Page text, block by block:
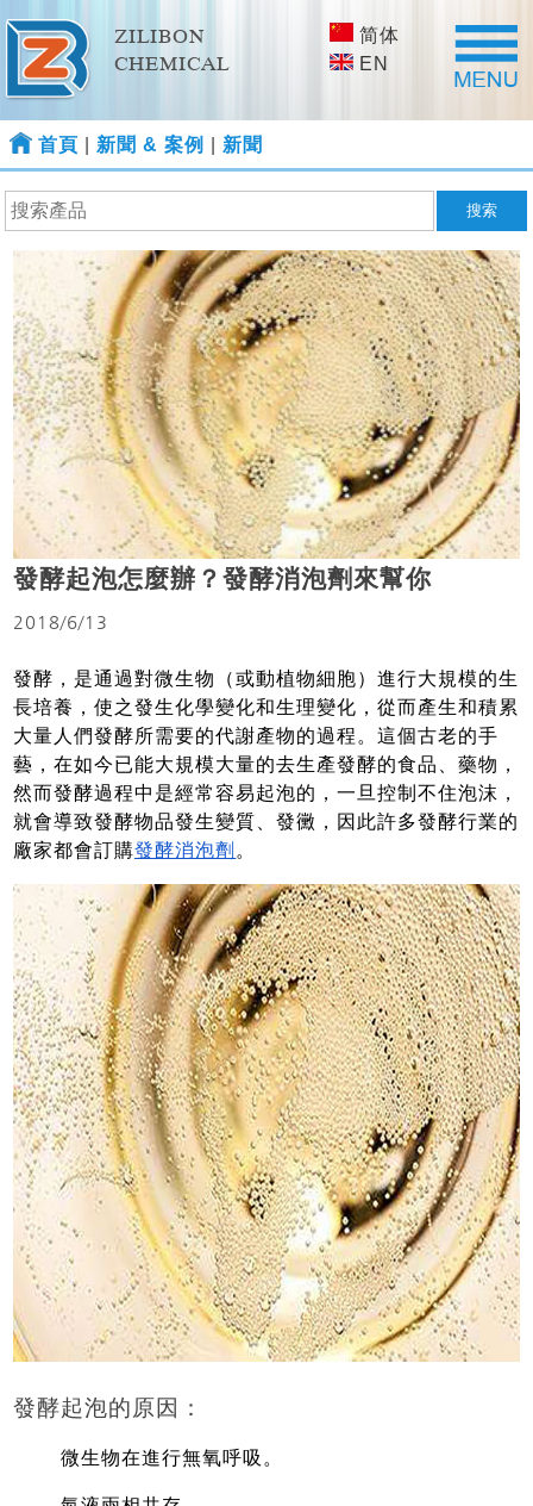
ZILIBON
CHEMICAL
简体
EN
首頁 新聞 & 案例 新聞
發酵起泡怎麼辦？發酵消泡劑來幫你
2018/6/13
發酵，是通過對微生物（或動植物細胞）進行大規模的生
長培養，使之發生化學變化和生理變化，從而產生和積累
大量人們發酵所需要的代謝產物的過程。這個古老的手
藝，在如今已能大規模大量的去生產發酵的食品、藥物，
然而發酵過程中是經常容易起泡的，一旦控制不住泡沫，
就會導致發酵物品發生變質、發黴，因此許多發酵行業的
廠家都會訂購發酵消泡劑 。
發酵起泡的原因：
微生物在進行無氧呼吸。